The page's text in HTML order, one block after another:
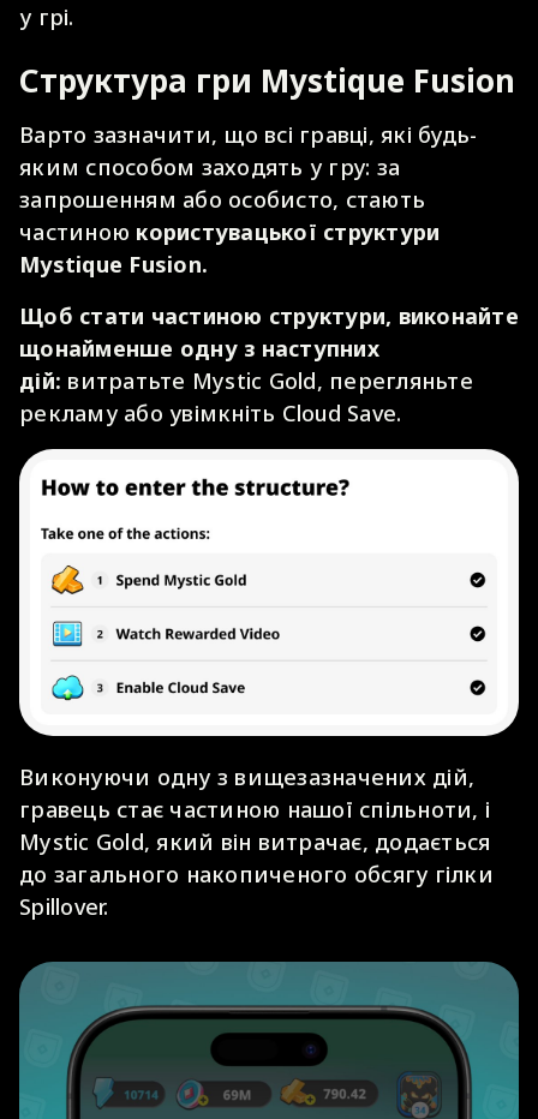
у грі.
Структура гри Mystique Fusion
Варто зазначити, що всі гравці, які будь-
яким способом заходять у гру: за
запрошенням або особисто, стають
частиною користувацької структури
Mystique Fusion.
Щоб стати частиною структури, виконайте
щонайменше одну з наступних
дій: витратьте Mystic Gold, перегляньте
рекламу або увімкніть Cloud Save.
Виконуючи одну з вищезазначених дій,
гравець стає частиною нашої спільноти, і
Mystic Gold, який він витрачає, додається
до загального накопиченого обсягу гілки
Spillover.